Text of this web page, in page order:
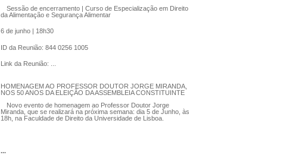
Sessão de encerramento | Curso de Especialização em Direito
da Alimentação e Segurança Alimentar
6 de junho | 18h30
ID da Reunião: 844 0256 1005
Link da Reunião: ...
HOMENAGEM AO PROFESSOR DOUTOR JORGE MIRANDA,
NOS 50 ANOS DA ELEIÇÃO DA ASSEMBLEIA CONSTITUINTE
Novo evento de homenagem ao Professor Doutor Jorge
Miranda, que se realizará na próxima semana: dia 5 de Junho, às
18h, na Faculdade de Direito da Universidade de Lisboa.
...